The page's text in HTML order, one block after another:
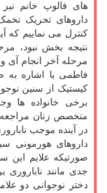
های فالوپ خانم
داروهای تحریک
کنترل می نماییم که
نتیجه بخش نبود،
مرحله آخر انجام
فاطمی با اشاره
کیستیک از سنین
برخی خانواده ها
متخصص زنان
در آینده موجب
داروهای هورمونی
صورتیکه علایم این
جدی مانند ناباروری
دختر نوجوانی دو